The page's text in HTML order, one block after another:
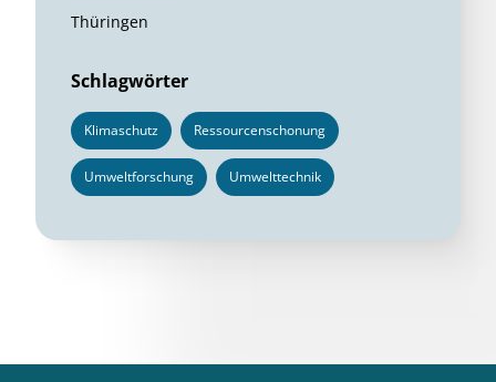
Thüringen
Schlagwörter
Klimaschutz Ressourcenschonung
Umweltforschung Umwelttechnik